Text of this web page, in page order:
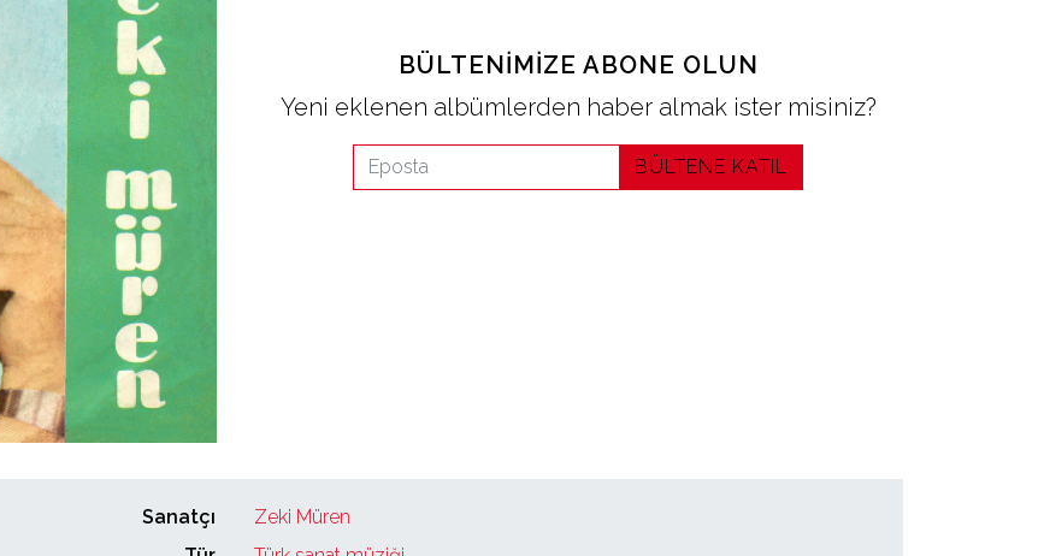
BÜLTENIMIZE ABONE OLUN
Yeni eklenen albümlerden haber almak ister misiniz?
BÜLTENE KATIL
Sanatçı
Zeki Müren